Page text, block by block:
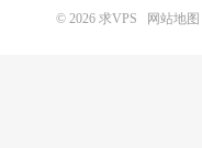
© 2026 求VPS 网站地图